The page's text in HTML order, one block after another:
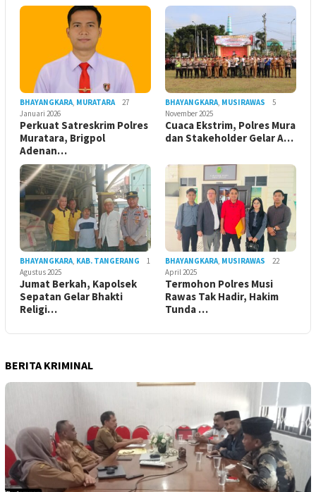
BHAYANGKARA, MURATARA
27
Januari 2026
Perkuat Satreskrim Polres
Muratara, Brigpol
Adenan…
BHAYANGKARA, MUSIRAWAS
5
November 2025
Cuaca Ekstrim, Polres Mura
dan Stakeholder Gelar A…
BHAYANGKARA, KAB. TANGERANG
1
Agustus 2025
Jumat Berkah, Kapolsek
Sepatan Gelar Bhakti
Religi…
BHAYANGKARA, MUSIRAWAS
22
April 2025
Termohon Polres Musi
Rawas Tak Hadir, Hakim
Tunda …
BERITA KRIMINAL